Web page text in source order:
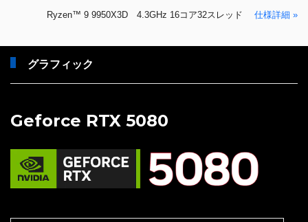
Ryzen™ 9 9950X3D 4.3GHz 16コア32スレッド 仕様詳細 »
グラフィック
Geforce RTX 5080